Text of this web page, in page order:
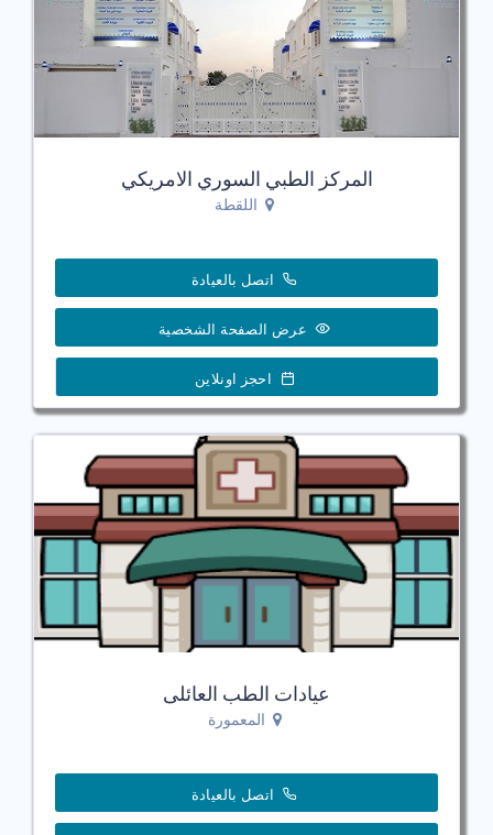
المركز الطبي السوري الامريكي
اللقطة
اتصل بالعيادة
عرض الصفحة الشخصية
احجز اونلاين
عيادات الطب العائلى
المعمورة
اتصل بالعيادة